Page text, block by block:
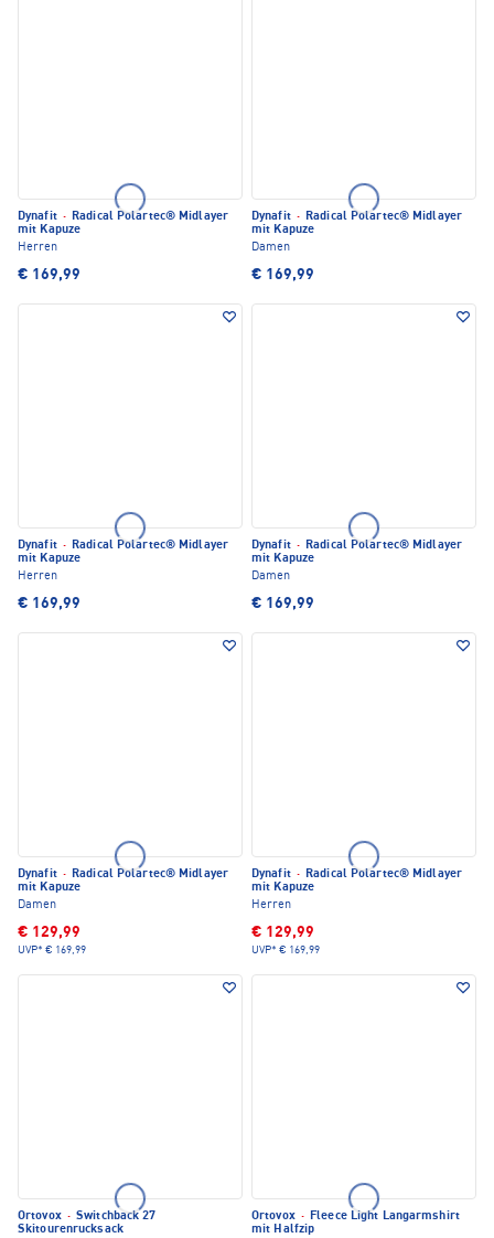
Dynafit · Radical Polartec® Midlayer
mit Kapuze
Herren
€ 169,99
Dynafit · Radical Polartec® Midlayer
mit Kapuze
Damen
€ 169,99
Dynafit · Radical Polartec® Midlayer
mit Kapuze
Herren
€ 169,99
Dynafit · Radical Polartec® Midlayer
mit Kapuze
Damen
€ 169,99
Dynafit · Radical Polartec® Midlayer
mit Kapuze
Damen
€ 129,99
UVP* € 169,99
Dynafit · Radical Polartec® Midlayer
mit Kapuze
Herren
€ 129,99
UVP* € 169,99
Ortovox · Switchback 27
Skitourenrucksack
Ortovox · Fleece Light Langarmshirt
mit Halfzip